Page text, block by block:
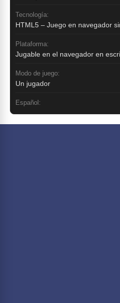
Tecnología:
HTML5 – Juego en navegador
Plataforma:
Jugable en el navegador en
Modo de juego:
Un jugador
Español: